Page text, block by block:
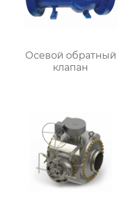
Осевой обратный
клапан